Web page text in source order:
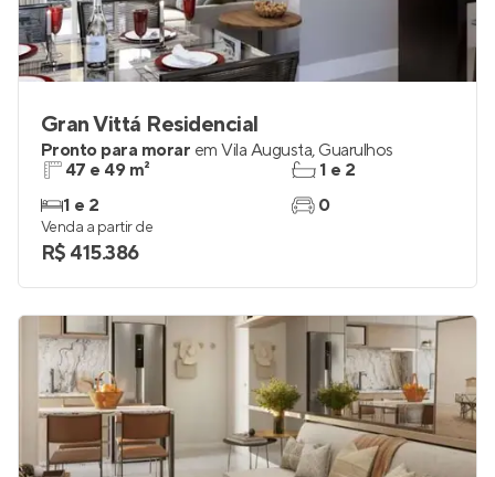
Gran Vittá Residencial
Pronto para morar em Vila Augusta, Guarulhos
47 e 49 m²
1 e 2
1 e 2
0
Venda a partir de
R$ 415.386